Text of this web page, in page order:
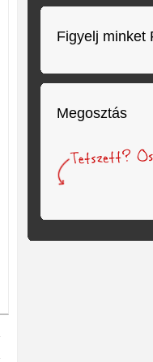
Figyelj minket
Megosztás